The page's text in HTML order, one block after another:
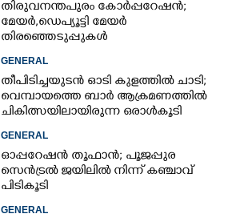
തിരുവനന്തപുരം കോർപ്പറേഷൻ;
മേയർ, ഡെപ്യൂട്ടി മേയർ
തിരഞ്ഞെടുപ്പുകൾ
GENERAL
തീപിടിച്ചയുടൻ ഓടി കുളത്തിൽ ചാടി;
വെമ്പായത്തെ ബാർ ആക്രമണത്തിൽ
ചികിത്സയിലായിരുന്ന ഒരാൾകൂടി
GENERAL
ഓപ്പറേഷൻ തൂഫാൻ; പൂജപ്പുര
സെൻട്രൽ ജയിലിൽ നിന്ന് കഞ്ചാവ്
പിടികൂടി
GENERAL